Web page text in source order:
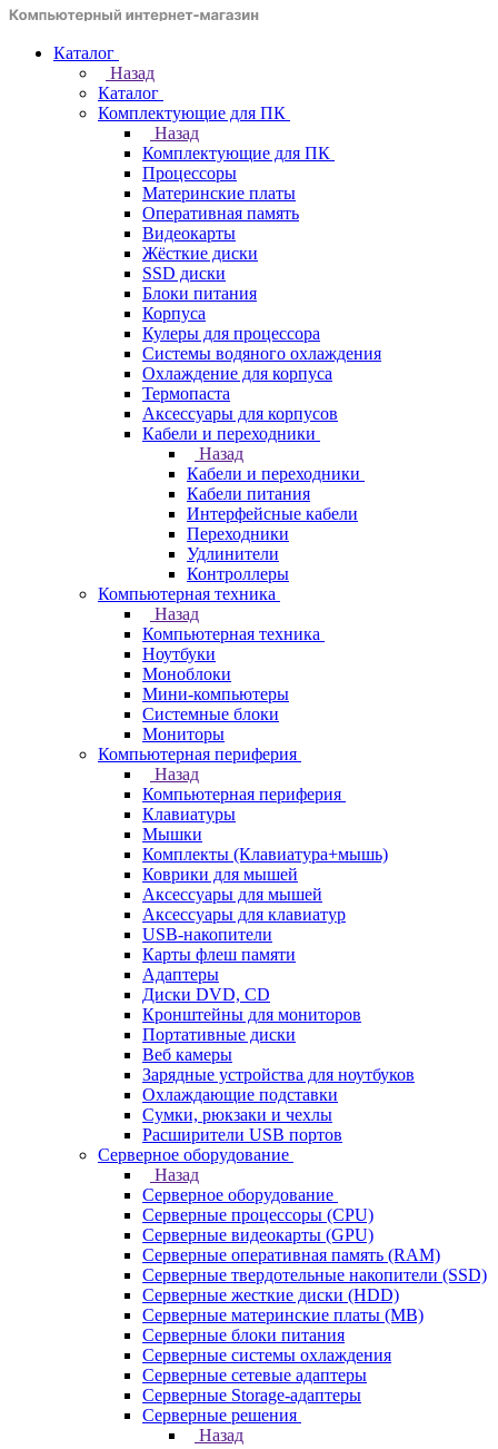
Каталог
Назад
Каталог
Комплектующие для ПК
Назад
Комплектующие для ПК
Процессоры
Материнские платы
Оперативная память
Видеокарты
Жёсткие диски
SSD диски
Блоки питания
Корпуса
Кулеры для процессора
Системы водяного охлаждения
Охлаждение для корпуса
Термопаста
Аксессуары для корпусов
Кабели и переходники
Назад
Кабели и переходники
Кабели питания
Интерфейсные кабели
Переходники
Удлинители
Контроллеры
Компьютерная техника
Назад
Компьютерная техника
Ноутбуки
Моноблоки
Мини-компьютеры
Системные блоки
Мониторы
Компьютерная периферия
Назад
Компьютерная периферия
Клавиатуры
Мышки
Комплекты (Клавиатура+мышь)
Коврики для мышей
Аксессуары для мышей
Аксессуары для клавиатур
USB-накопители
Карты флеш памяти
Адаптеры
Диски DVD, CD
Кронштейны для мониторов
Портативные диски
Веб камеры
Зарядные устройства для ноутбуков
Охлаждающие подставки
Сумки, рюкзаки и чехлы
Расширители USB портов
Серверное оборудование
Назад
Серверное оборудование
Серверные процессоры (CPU)
Серверные видеокарты (GPU)
Серверные оперативная память (RAM)
Серверные твердотельные накопители (SSD)
Серверные жесткие диски (HDD)
Серверные материнские платы (MB)
Серверные блоки питания
Серверные системы охлаждения
Серверные сетевые адаптеры
Серверные Storage-адаптеры
Серверные решения
Назад